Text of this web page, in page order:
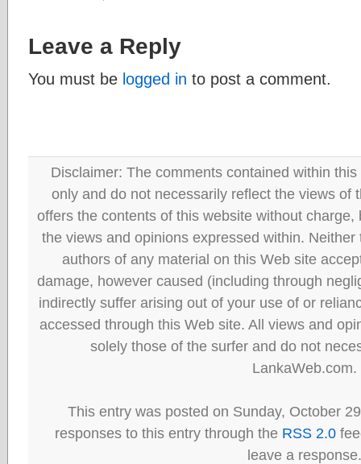
Leave a Reply
You must be logged in to post a comment.
Disclaimer: The comments contained within
only and do not necessarily reflect the views of
offers the contents of this website without
the views and opinions expressed within.
authors of any material on this Web site
damage, however caused (including through
indirectly suffer arising out of your use of or
accessed through this Web site. All views and
solely those of the surfer and do not
LankaWeb.com.
This entry was posted on Sunday, October
responses to this entry through the RSS 2.0
leave a response.